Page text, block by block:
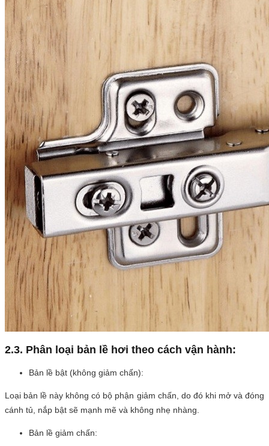
2.3. Phân loại bản lề hơi theo cách vận hành:
Bản lề bật (không giảm chấn):
Loại bản lề này không có bộ phận giảm chấn, do đó khi mở và đóng
cánh tủ, nắp bật sẽ mạnh mẽ và không nhẹ nhàng.
Bản lề giảm chấn: